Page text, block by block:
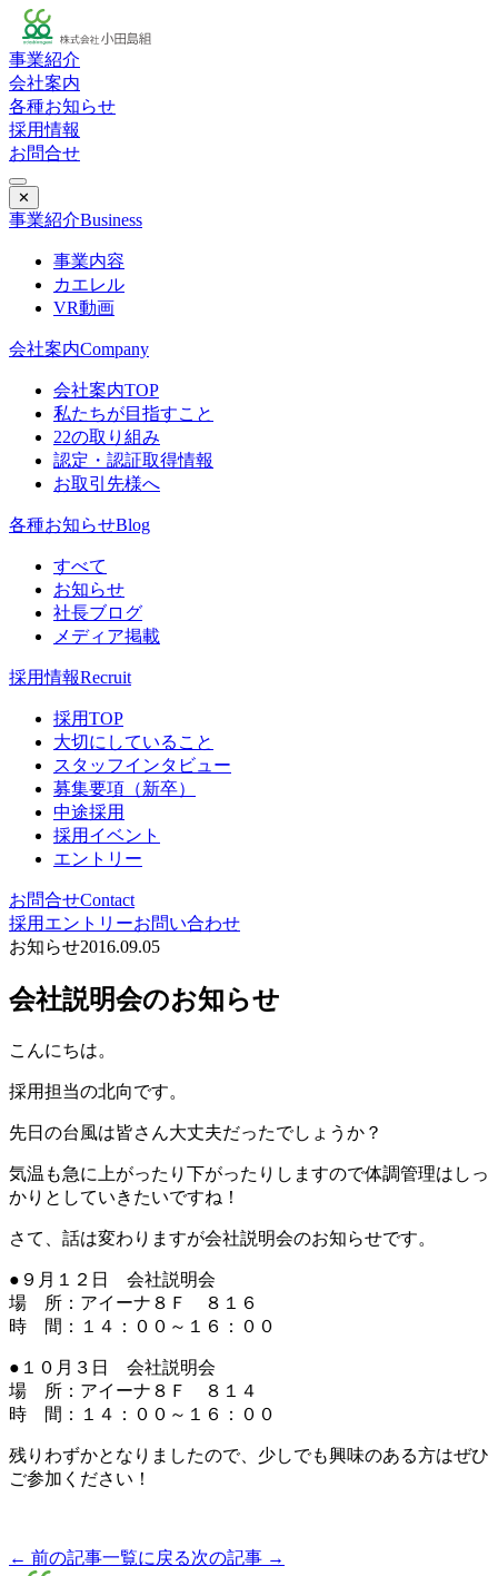
事業紹介
会社案内
各種お知らせ
採用情報
お問合せ
✕
事業紹介Business
事業内容
カエレル
VR動画
会社案内Company
会社案内TOP
私たちが目指すこと
22の取り組み
認定・認証取得情報
お取引先様へ
各種お知らせBlog
すべて
お知らせ
社長ブログ
メディア掲載
採用情報Recruit
採用TOP
大切にしていること
スタッフインタビュー
募集要項（新卒）
中途採用
採用イベント
エントリー
お問合せContact
採用エントリーお問い合わせ
お知らせ2016.09.05
会社説明会のお知らせ
こんにちは。
採用担当の北向です。
先日の台風は皆さん大丈夫だったでしょうか？
気温も急に上がったり下がったりしますので体調管理はしっ
かりとしていきたいですね！
さて、話は変わりますが会社説明会のお知らせです。
●９月１２日 会社説明会
場 所：アイーナ８Ｆ ８１６
時 間：１４：００～１６：００
●１０月３日 会社説明会
場 所：アイーナ８Ｆ ８１４
時 間：１４：００～１６：００
残りわずかとなりましたので、少しでも興味のある方はぜひ
ご参加ください！
← 前の記事一覧に戻る次の記事 →